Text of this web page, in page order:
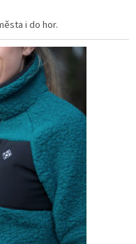
i do hor.